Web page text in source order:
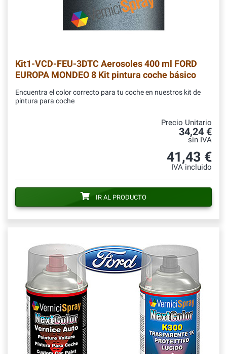
Kit1-VCD-FEU-3DTC Aerosoles 400 ml FORD
EUROPA MONDEO 8 Kit pintura coche básico
Encuentra el color correcto para tu coche en nuestros kit de
pintura para coche
Precio Unitario
34,24 €
sin IVA
41,43 €
IVA incluido
IR AL PRODUCTO